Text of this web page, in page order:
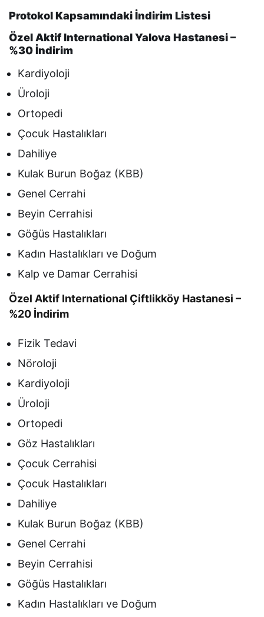
Protokol Kapsamındaki İndirim Listesi
Özel Aktif International Yalova Hastanesi –
%30 İndirim
Kardiyoloji
Üroloji
Ortopedi
Çocuk Hastalıkları
Dahiliye
Kulak Burun Boğaz (KBB)
Genel Cerrahi
Beyin Cerrahisi
Göğüs Hastalıkları
Kadın Hastalıkları ve Doğum
Kalp ve Damar Cerrahisi
Özel Aktif International Çiftlikköy Hastanesi –
%20 İndirim
Fizik Tedavi
Nöroloji
Kardiyoloji
Üroloji
Ortopedi
Göz Hastalıkları
Çocuk Cerrahisi
Çocuk Hastalıkları
Dahiliye
Kulak Burun Boğaz (KBB)
Genel Cerrahi
Beyin Cerrahisi
Göğüs Hastalıkları
Kadın Hastalıkları ve Doğum